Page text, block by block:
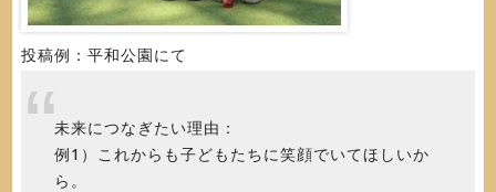
投稿例：平和公園にて
未来につなぎたい理由：
例1）これからも子どもたちに笑顔でいてほしいか
ら。